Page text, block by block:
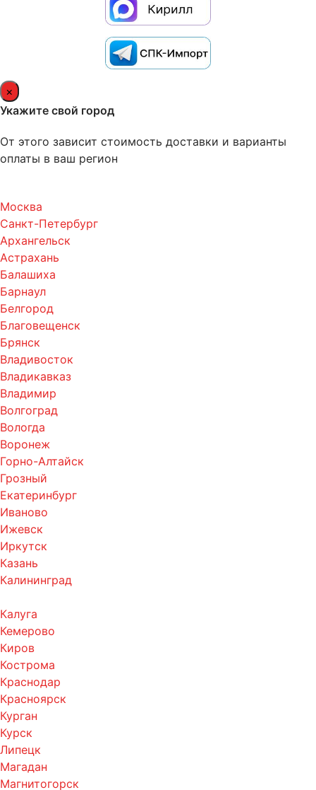
×
Укажите свой город
От этого зависит стоимость доставки и варианты
оплаты в ваш регион
Москва
Санкт-Петербург
Архангельск
Астрахань
Балашиха
Барнаул
Белгород
Благовещенск
Брянск
Владивосток
Владикавказ
Владимир
Волгоград
Вологда
Воронеж
Горно-Алтайск
Грозный
Екатеринбург
Иваново
Ижевск
Иркутск
Казань
Калининград
Калуга
Кемерово
Киров
Кострома
Краснодар
Красноярск
Курган
Курск
Липецк
Магадан
Магнитогорск